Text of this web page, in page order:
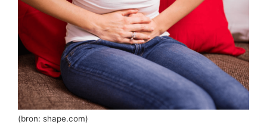
(bron: shape.com)